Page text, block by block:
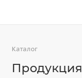
Каталог
Продукция